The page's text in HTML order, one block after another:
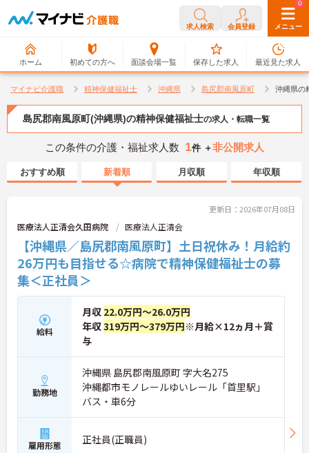
求人検索 会員登録 メニュー
ホーム 初めての方へ 面談会場一覧
0
保存した求人
0
最近見た求人
マイナビ介護職 精神保健福祉士 沖縄県 島尻郡南風原町 沖縄県の
島尻郡南風原町(沖縄県)の精神保健福祉士の求人・転職一覧
この条件の介護・福祉求人数 1件 ＋非公開求人
おすすめ順 新着順 月収順 年収順
更新日：2026年07月08日
医療法人正清会久田病院 医療法人正清会
【沖縄県／島尻郡南風原町】土日祝休み！月給約
26万円も目指せる☆病院で精神保健福祉士の募
集＜正社員＞
給料
月収 22.0万円～26.0万円
年収319万円～379万円※月給×12ヵ月＋賞
与
勤務地
沖縄県 島尻郡南風原町 字大名275
沖縄都市モノレールゆいレール「首里駅」
バス・車6分
雇用形態 正社員(正職員)